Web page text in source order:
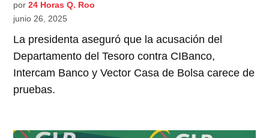
por 24 Horas Q. Roo
junio 26, 2025
La presidenta aseguró que la acusación del
Departamento del Tesoro contra CIBanco,
Intercam Banco y Vector Casa de Bolsa carece de
pruebas.